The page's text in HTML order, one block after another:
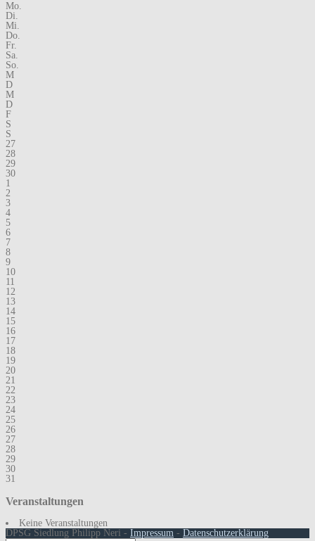
Mo.
Di.
Mi.
Do.
Fr.
Sa.
So.
M
D
M
D
F
S
S
27
28
29
30
1
2
3
4
5
6
7
8
9
10
11
12
13
14
15
16
17
18
19
20
21
22
23
24
25
26
27
28
29
30
31
Veranstaltungen
Keine Veranstaltungen
DPSG Siedlung Philipp Neri - Impressum - Datenschutzerklärung